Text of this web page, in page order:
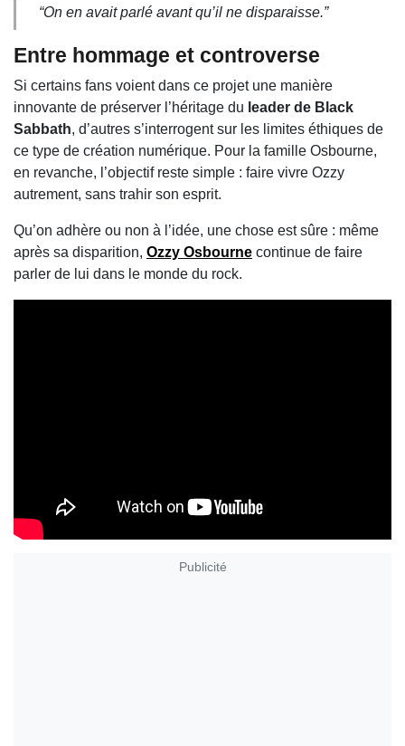
“On en avait parlé avant qu’il ne disparaisse.”
Entre hommage et controverse
Si certains fans voient dans ce projet une manière
innovante de préserver l’héritage du leader de Black
Sabbath, d’autres s’interrogent sur les limites éthiques de
ce type de création numérique. Pour la famille Osbourne,
en revanche, l’objectif reste simple : faire vivre Ozzy
autrement, sans trahir son esprit.
Qu’on adhère ou non à l’idée, une chose est sûre : même
après sa disparition, Ozzy Osbourne continue de faire
parler de lui dans le monde du rock.
Publicité